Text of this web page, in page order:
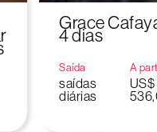
Grace
4 dias
Saída
saídas
diárias
A
US$